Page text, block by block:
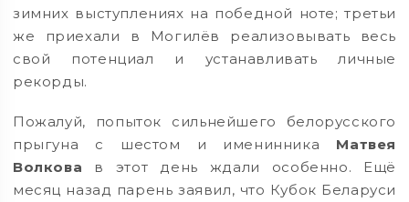
зимних выступлениях на победной ноте; третьи
же приехали в Могилёв реализовывать весь
свой потенциал и устанавливать личные
рекорды.
Пожалуй, попыток сильнейшего белорусского
прыгуна с шестом и именинника Матвея
Волкова в этот день ждали особенно. Ещё
месяц назад парень заявил, что Кубок Беларуси